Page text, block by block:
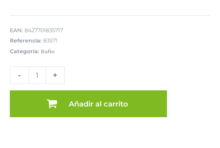
EAN: 8427701835717
Referencia: 83571
Categoría: BaÑo
-
NEGRO
PP
+
Añadir al carrito